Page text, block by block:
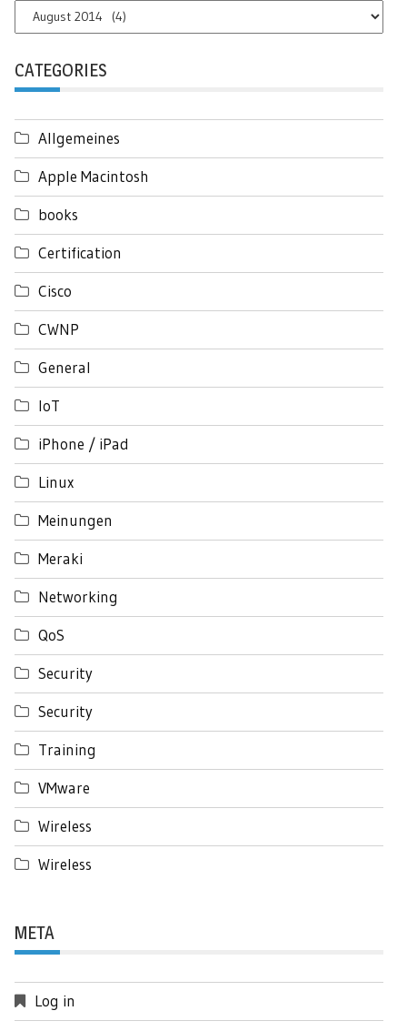
Archives
CATEGORIES
Allgemeines
Apple Macintosh
books
Certification
Cisco
CWNP
General
IoT
iPhone / iPad
Linux
Meinungen
Meraki
Networking
QoS
Security
Security
Training
VMware
Wireless
Wireless
META
Log in